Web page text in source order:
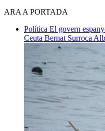
ARA A PORTADA
Política El govern
Ceuta Bernat Surroca